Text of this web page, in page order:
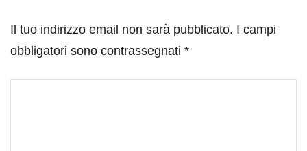
Il tuo indirizzo email non sarà pubblicato. I campi
obbligatori sono contrassegnati *